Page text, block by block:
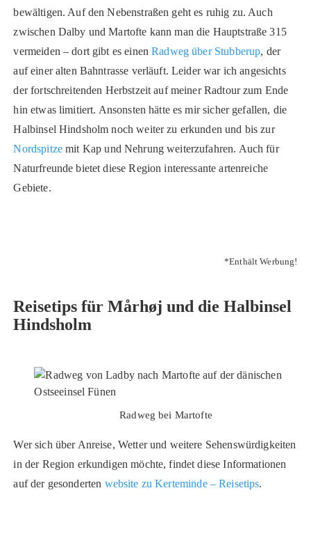
bewältigen. Auf den Nebenstraßen geht es ruhig zu. Auch
zwischen Dalby und Martofte kann man die Hauptstraße 315
vermeiden – dort gibt es einenRadweg über Stubberup, der
auf einer alten Bahntrasse verläuft. Leider war ich angesichts
der fortschreitenden Herbstzeit auf meiner Radtour zum Ende
hin etwas limitiert. Ansonsten hätte es mir sicher gefallen, die
Halbinsel Hindsholm noch weiter zu erkunden und bis zur
Nordspitze mit Kap und Nehrung weiterzufahren. Auch für
Naturfreunde bietet diese Region interessante artenreiche
Gebiete.
*Enthält Werbung!
Reisetips für Mårhøj und die Halbinsel
Hindsholm
Radweg bei Martofte
Wer sich über Anreise, Wetter und weitere Sehenswürdigkeiten
in der Region erkundigen möchte, findet diese Informationen
auf der gesonderten website zu Kerteminde – Reisetips.